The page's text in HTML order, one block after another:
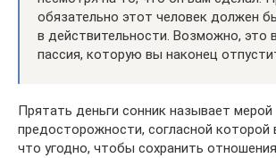
обязательно этот человек должен
в действительности. Возможно, это
пассия, которую вы наконец
Прятать деньги сонник называет мерой
предосторожности, согласной которой
что угодно, чтобы сохранить